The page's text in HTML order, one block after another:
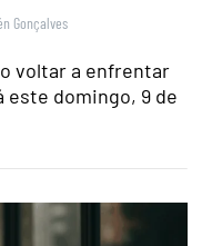
Gonçalves
voltar a enfrentar
este domingo, 9 de